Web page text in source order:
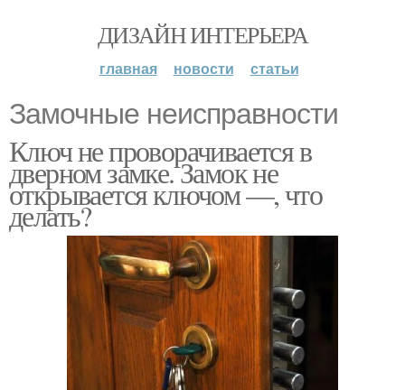
ДИЗАЙН ИНТЕРЬЕРА
главная новости статьи
Замочные неисправности
Ключ не проворачивается в
дверном замке. Замок не
открывается ключом —, что
делать?